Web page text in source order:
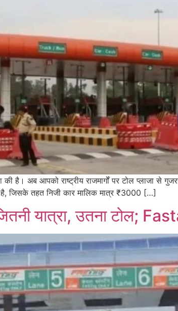
है। अब आपको राष्ट्रीय राजमार्गों पर टोल प्लाजा से
जिसके तहत निजी कार मालिक मात्र ₹3000 […]
यात्रा, उतना टोल;